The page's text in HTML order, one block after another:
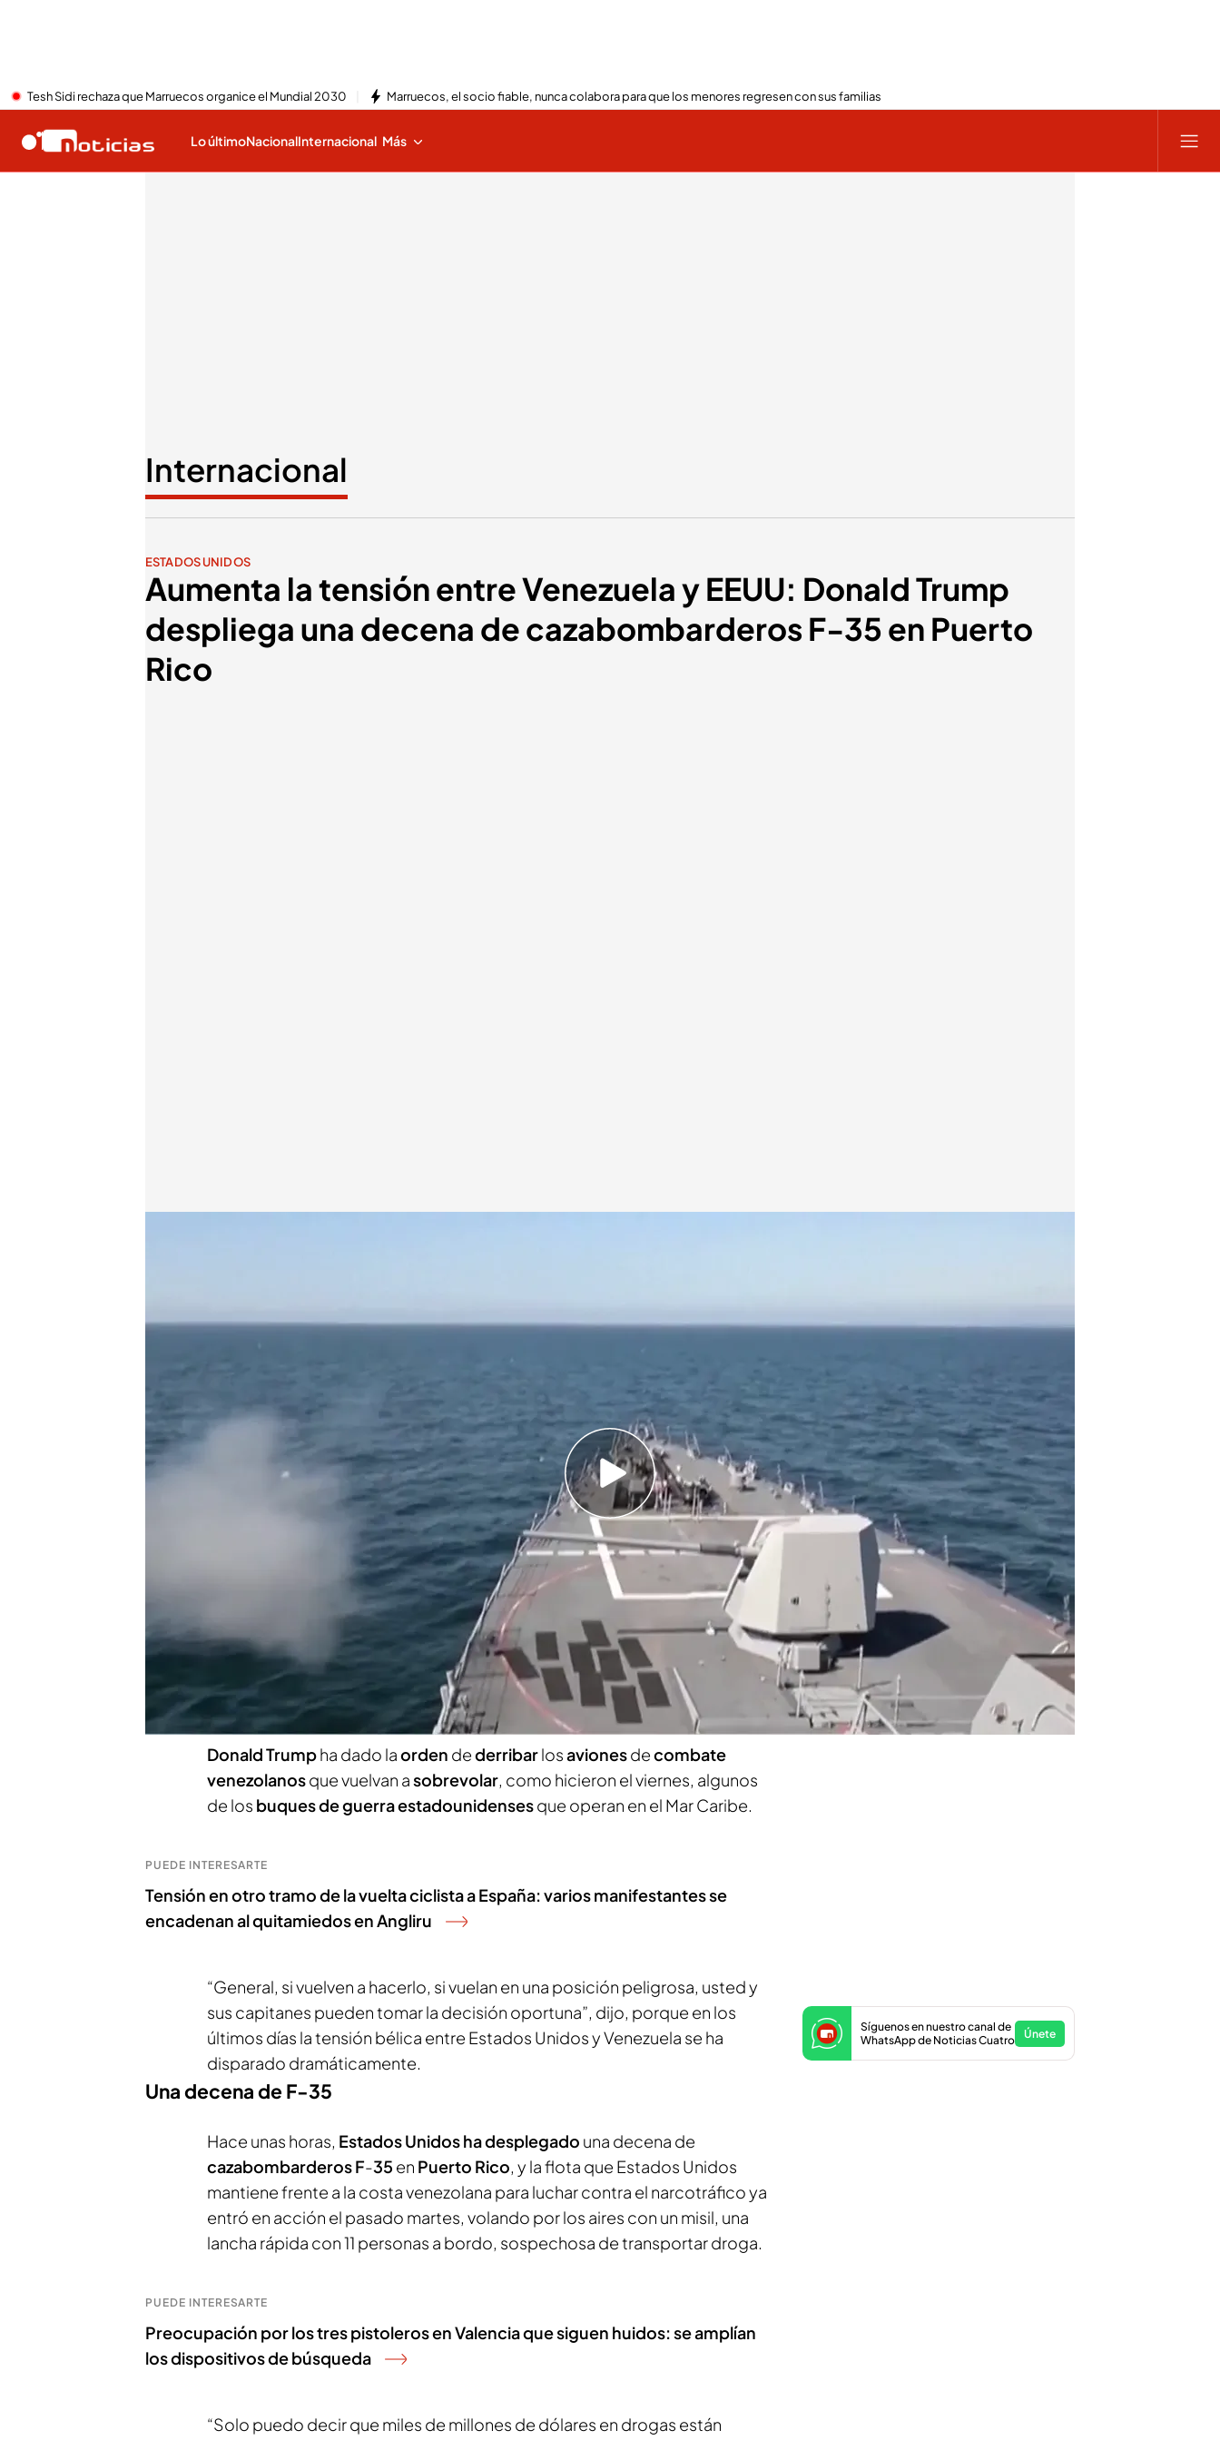
Tesh Sidi rechaza que Marruecos organice el Mundial 2030 Marruecos, el socio fiable, nunca colabora para que los menores regresen con sus familias
Lo últimoNacionalInternacional Más
Internacional
ESTADOS UNIDOS
Aumenta la tensión entre Venezuela y EEUU: Donald Trump
despliega una decena de cazabombarderos F-35 en Puerto
Rico
Donald Trump ha ordenado derribar los aviones de combate
venezolanos que vuelvan a sobrevolar buques de guerra de EEUU en el
Tren de Aragua: así es el cártel al que pertenecía la lancha atacada por
Estados Unidos, según Donald Trump
VenezuelayEEUU,
cuyo departamento de
Defensa ha pasado a llamarse de la Guerra. Prueba de esta tensión es que
el viernes Estados Unidos anunció el envío de
diez aviones militares
Puerto Ricoque se suman al despliegue militar queWashington ha ido
intensificando en el Mar Caribeen estas últimas semanas.
Donald Trumpha dado laorden dederribarlosavionesdecombate
venezolanosque vuelvan asobrevolar, como hicieron el viernes, algunos
de los buques de guerra estadounidensesque operan en el Mar Caribe.
PUEDE INTERESARTE
Tensión en otro tramo de la vuelta ciclista a España: varios manifestantes se
encadenan al quitamiedos en Angliru
“General, si vuelven a hacerlo, si vuelan en una posición peligrosa, usted y
sus capitanes pueden tomar la decisión oportuna”, dijo, porque en los
últimos días la tensión bélica entre Estados Unidos y Venezuela se ha
disparado dramáticamente.
Una decena de F-35
Hace unas horas, Estados Unidos ha desplegado una decena de
cazabombarderos F-35 en Puerto Rico, y la flota que Estados Unidos
mantiene frente a la costa venezolana para luchar contra el narcotráfico ya
entró en acción el pasado martes, volando por los aires con un misil, una
lancha rápida con 11 personas a bordo, sospechosa de transportar droga.
PUEDE INTERESARTE
Preocupación por los tres pistoleros en Valencia que siguen huidos: se amplían
los dispositivos de búsqueda
“Solo puedo decir que miles de millones de dólares en drogas están
Síguenos en nuestro canal de
WhatsApp de Noticias Cuatro
Únete